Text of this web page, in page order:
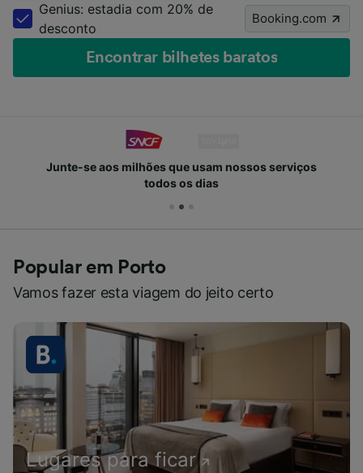
Genius: estadia com 20% de
desconto
Booking.com
Encontrar bilhetes baratos
Junte-se aos milhões que usam nossos serviços
todos os dias
Popular em Porto
Vamos fazer esta viagem do jeito certo
Lugares para ficar